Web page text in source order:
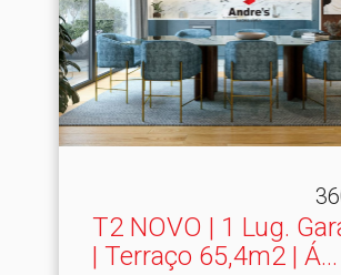
T2 NOVO | 1 Lug.​
| Terraço 65,4m2 | Á...